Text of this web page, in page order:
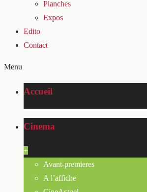
Planches
Expos
Edito
Contact
Menu
Accueil
Cinema
+
Avant-premieres
A l’affiche